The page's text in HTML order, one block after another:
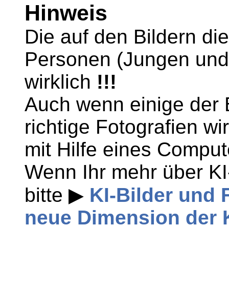
Hinweis
Die auf den Bildern
Personen (Jungen
wirklich !!!
Auch wenn einige der
richtige Fotografien
mit Hilfe eines
Wenn Ihr mehr über
bitte ▶ KI-Bilder und
neue Dimension der